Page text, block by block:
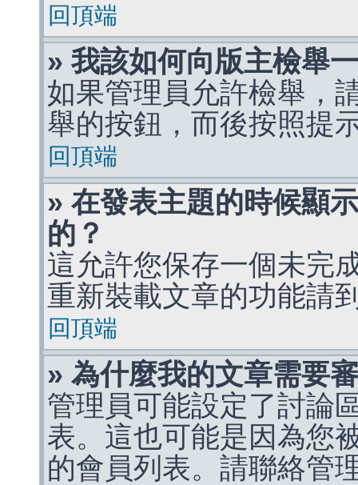
回頂端
» 我該如何向版主檢舉
如果管理員允許檢舉，
舉的按鈕，而後按照提
回頂端
» 在發表主題的時候顯
的？
這允許您保存一個未完
重新裝載文章的功能請
回頂端
» 為什麼我的文章需要
管理員可能設定了討論
表。這也可能是因為您
的會員列表。請聯絡管